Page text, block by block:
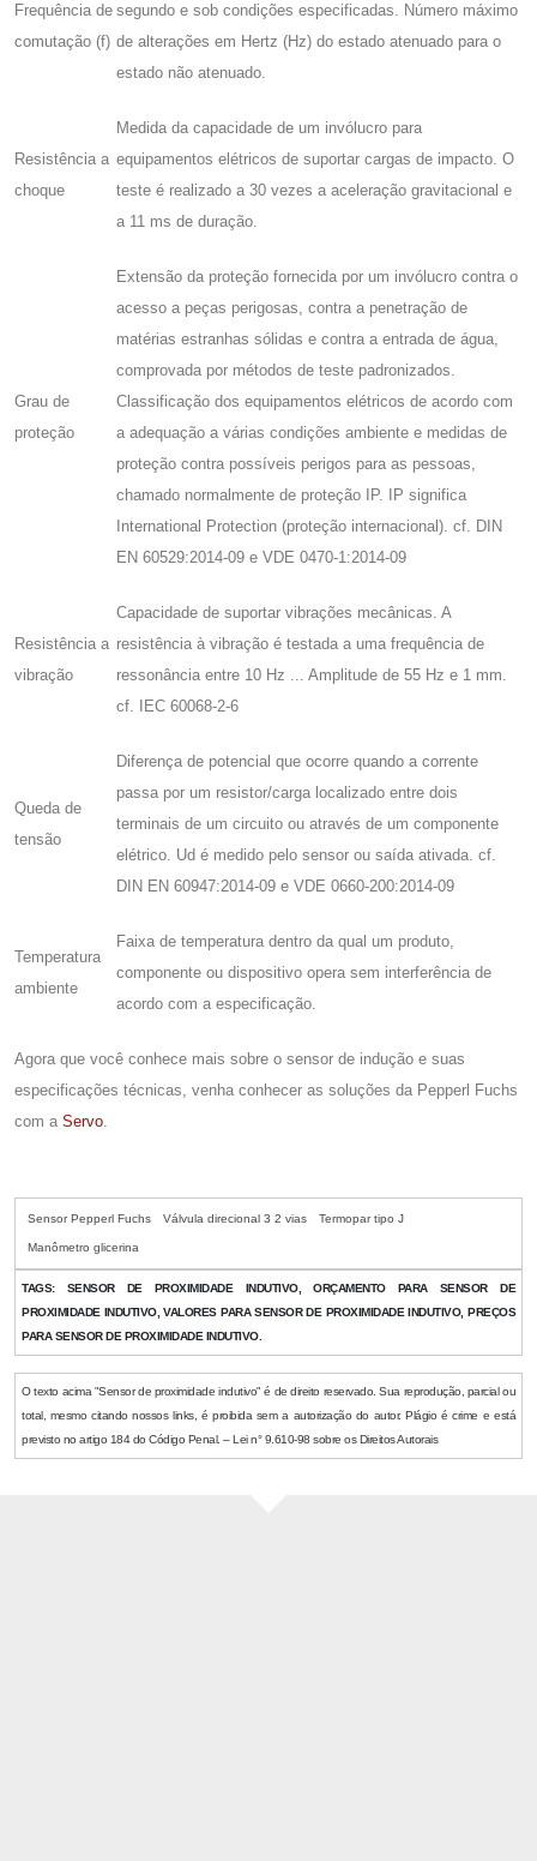
Frequência de
comutação (f)
segundo e sob condições especificadas. Número máximo
de alterações em Hertz (Hz) do estado atenuado para o
estado não atenuado.
Resistência a
choque
Medida da capacidade de um invólucro para
equipamentos elétricos de suportar cargas de impacto. O
teste é realizado a 30 vezes a aceleração gravitacional e
a 11 ms de duração.
Grau de
proteção
Extensão da proteção fornecida por um invólucro contra o
acesso a peças perigosas, contra a penetração de
matérias estranhas sólidas e contra a entrada de água,
comprovada por métodos de teste padronizados.
Classificação dos equipamentos elétricos de acordo com
a adequação a várias condições ambiente e medidas de
proteção contra possíveis perigos para as pessoas,
chamado normalmente de proteção IP. IP significa
International Protection (proteção internacional). cf. DIN
EN 60529:2014-09 e VDE 0470-1:2014-09
Resistência a
vibração
Capacidade de suportar vibrações mecânicas. A
resistência à vibração é testada a uma frequência de
ressonância entre 10 Hz ... Amplitude de 55 Hz e 1 mm.
cf. IEC 60068-2-6
Queda de
tensão
Diferença de potencial que ocorre quando a corrente
passa por um resistor/carga localizado entre dois
terminais de um circuito ou através de um componente
elétrico. Ud é medido pelo sensor ou saída ativada. cf.
DIN EN 60947:2014-09 e VDE 0660-200:2014-09
Temperatura
ambiente
Faixa de temperatura dentro da qual um produto,
componente ou dispositivo opera sem interferência de
acordo com a especificação.
Agora que você conhece mais sobre o sensor de indução e suas
especificações técnicas, venha conhecer as soluções da Pepperl Fuchs
com a Servo.
Sensor Pepperl Fuchs Válvula direcional 3 2 vias Termopar tipo J
Manômetro glicerina
TAGS:SENSOR DE PROXIMIDADE INDUTIVO, ORÇAMENTO PARA SENSOR DE
PROXIMIDADE INDUTIVO, VALORES PARA SENSOR DE PROXIMIDADE INDUTIVO, PREÇOS
PARA SENSOR DE PROXIMIDADE INDUTIVO.
O texto acima "Sensor de proximidade indutivo" é de direito reservado. Sua reprodução, parcial ou
total, mesmo citando nossos links, é proibida sem a autorização do autor. Plágio é crime e está
previsto no artigo 184 do Código Penal. – Lei n° 9.610-98 sobre os Direitos Autorais